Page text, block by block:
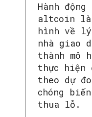
Hành
altcoin là
hình về
nhà giao
thành mô
thực hiện
theo dự
chóng
thua lỗ.